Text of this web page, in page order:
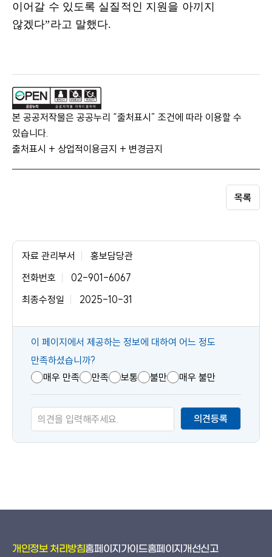
이어갈 수 있도록 실질적인 지원을 아끼지
않겠다”라고 말했다.
본 공공저작물은 공공누리 “출처표시” 조건에 따라 이용할 수
있습니다.
출처표시 + 상업적이용금지 + 변경금지
목록
자료 관리부서
홍보담당관
전화번호
02-901-6067
최종수정일
2025-10-31
콘
텐
츠
만
족
도
이 페이지에서 제공하는 정보에 대하여 어느 정도
만족하셨습니까?
매우 만족
만족 보통 불만 매우 불만
의견등록
개인정보 처리방침홈페이지가이드홈페이지개선신고